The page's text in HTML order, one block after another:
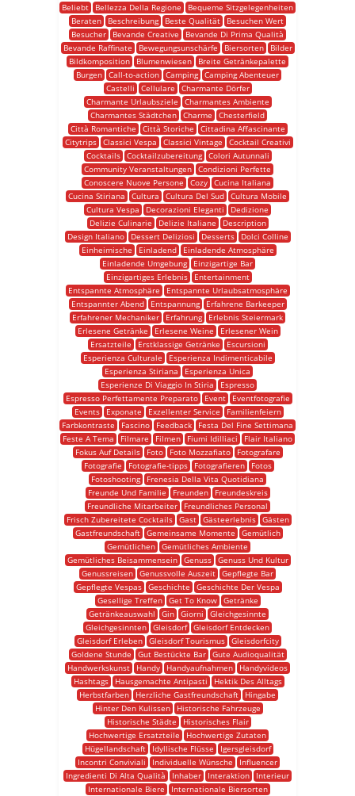
Beliebt
Bellezza Della Regione
Bequeme Sitzgelegenheiten
Beraten
Beschreibung Beste Qualität
Besuchen Wert
Besucher
Bevande Creative
Bevande Di Prima Qualità
Bevande Raffinate
Bewegungsunschärfe Biersorten
Bilder
Bildkomposition
Blumenwiesen
Breite Getränkepalette
Burgen Call-to-action Camping Camping Abenteuer
Castelli
Cellulare
Charmante Dörfer
Charmante Urlaubsziele
Charmantes Ambiente
Charmantes Städtchen Charme
Chesterfield
Città Romantiche
Città Storiche
Cittadina Affascinante
Citytrips
Classici Vespa Classici Vintage
Cocktail Creativi
Cocktails
Cocktailzubereitung
Colori Autunnali
Community Veranstaltungen Condizioni Perfette
Conoscere Nuove Persone
Cozy Cucina Italiana
Cucina Stiriana
Cultura Cultura Del Sud Cultura Mobile
Cultura Vespa
Decorazioni Eleganti
Dedizione
Delizie Culinarie
Delizie Italiane
Description
Design Italiano
Dessert Deliziosi Desserts
Dolci Colline
Einheimische
Einladend
Einladende Atmosphäre
Einladende Umgebung
Einzigartige Bar
Einzigartiges Erlebnis
Entertainment
Entspannte Atmosphäre
Entspannte Urlaubsatmosphäre
Entspannter Abend
Entspannung
Erfahrene Barkeeper
Erfahrener Mechaniker
Erfahrung
Erlebnis Steiermark
Erlesene Getränke
Erlesene Weine
Erlesener Wein
Ersatzteile
Erstklassige Getränke
Escursioni
Esperienza Culturale
Esperienza Indimenticabile
Esperienza Stiriana
Esperienza Unica
Esperienze Di Viaggio In Stiria
Espresso
Espresso Perfettamente Preparato
Event
Eventfotografie
Events
Exponate Exzellenter Service
Familienfeiern
Farbkontraste
Fascino Feedback
Festa Del Fine Settimana
Feste A Tema
Filmare Filmen Fiumi Idilliaci
Flair Italiano
Fokus Auf Details
Foto Foto Mozzafiato
Fotografare
Fotografie
Fotografie-tipps Fotografieren
Fotos
Fotoshooting
Frenesia Della Vita Quotidiana
Freunde Und Familie
Freunden
Freundeskreis
Freundliche Mitarbeiter
Freundliches Personal
Frisch Zubereitete Cocktails
Gast Gästeerlebnis
Gästen
Gastfreundschaft
Gemeinsame Momente
Gemütlich
Gemütlichen Gemütliches Ambiente
Gemütliches Beisammensein
Genuss
Genuss Und Kultur
Genussreisen Genussvolle Auszeit Gepflegte Bar
Gepflegte Vespas
Geschichte
Geschichte Der Vespa
Gesellige Treffen
Get To Know
Getränke
Getränkeauswahl
Gin Giorni
Gleichgesinnte
Gleichgesinnten Gleisdorf Gleisdorf Entdecken
Gleisdorf Erleben
Gleisdorf Tourismus
Gleisdorfcity
Goldene Stunde
Gut Bestückte Bar
Gute Audioqualität
Handwerkskunst
Handy Handyaufnahmen
Handyvideos
Hashtags
Hausgemachte Antipasti
Hektik Des Alltags
Herbstfarben
Herzliche Gastfreundschaft
Hingabe
Hinter Den Kulissen
Historische Fahrzeuge
Historische Städte
Historisches Flair
Hochwertige Ersatzteile
Hochwertige Zutaten
Hügellandschaft
Idyllische Flüsse
Igersgleisdorf
Incontri Conviviali
Individuelle Wünsche
Influencer
Ingredienti Di Alta Qualità
Inhaber Interaktion
Interieur
Internationale Biere
Internationale Biersorten